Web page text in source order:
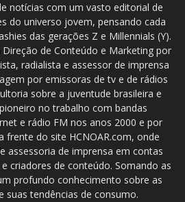
notícias com um vasto editorial de
do universo jovem, pensando cada
das gerações Z e Millennials (Y).
de Conteúdo e Marketing por
radialista e assessor de imprensa
por emissoras de tv e de rádios
sobre a juventude brasileira e
no trabalho com bandas
e rádio FM nos anos 2000 e por
frente do site HCNOAR.com, onde
assessoria de imprensa em contas
criadores de conteúdo. Somando as
profundo conhecimento sobre as
suas tendências de consumo.